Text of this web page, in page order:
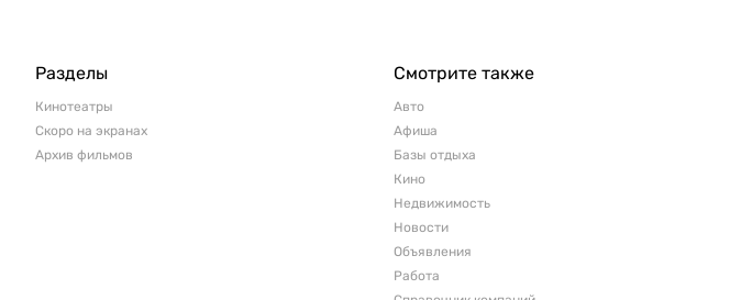
Разделы
Кинотеатры
Скоро на экранах
Архив фильмов
Смотрите также
Авто
Афиша
Базы отдыха
Кино
Недвижимость
Новости
Объявления
Работа